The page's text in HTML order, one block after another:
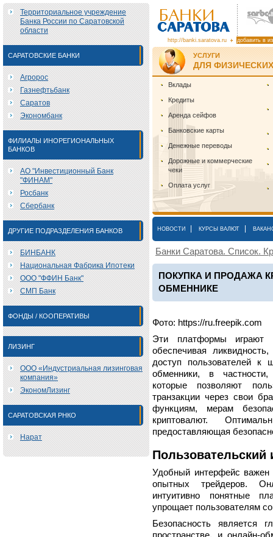
Территориальное учреждение
Банка России по Саратовской
области
САРАТОВСКИЕ БАНКИ
Агророс
Газнефтьбанк
Саратов
Экономбанк
ФИЛИАЛЫ ИНОРЕГИОНАЛЬНЫХ
БАНКОВ
АО "Инвестиционный Банк
"ФИНАМ"
Росбанк
Сбербанк
ДРУГИЕ ПОДРАЗДЕЛЕНИЯ БАНКОВ
БИНБАНК
Национальная Фабрика Ипотеки
ООО "ФФИН Банк"
СМП Банк
ФОНДЫ / КООПЕРАТИВЫ
ЛИЗИНГ
ООО «Индустриальная лизинговая
компания»
ЭкономЛизинг
САРАТОВСКАЯ РНКО
Нарат
http://banki.saratova.ru добавить в
УСЛУГИ
ДЛЯ
Вклады
Кредиты
Аренда сейфов
Банковские карты
Денежные переводы
Дорожные и коммерческие
чеки
Оплата услуг
НОВОСТИ КУРСЫ ВАЛЮТ
Банки Саратова. Список.
ПОКУПКА И ПРОДАЖА
ОБМЕННИКЕ
Фото: https://ru.freepik.com
Эти платформы играют
обеспечивая
доступ пользователей к
обменники, в
которые позволяют
транзакции через свои
функциям, мерам
криптовалют.
предоставляющая
Удобный интерфейс важен
опытных трейдеров.
интуитивно понятные
упрощает пользователям
Безопасность является